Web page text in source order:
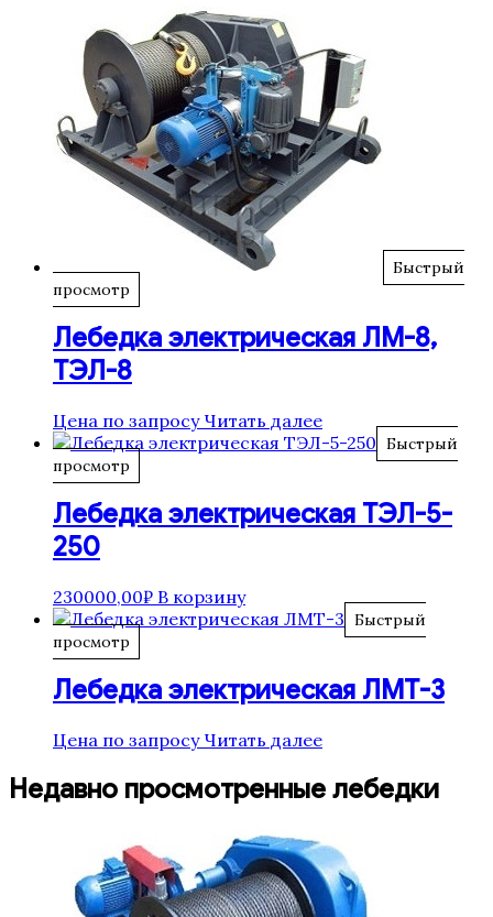
Быстрый
просмотр
Лебедка электрическая ЛМ-8,
ТЭЛ-8
Цена по запросу Читать далее
Быстрый
просмотр
Лебедка электрическая ТЭЛ-5-
250
230000,00₽ В корзину
Быстрый
просмотр
Лебедка электрическая ЛМТ-3
Цена по запросу Читать далее
Недавно просмотренные лебедки